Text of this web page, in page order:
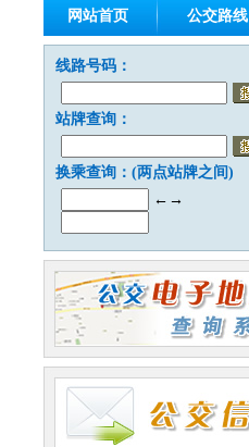
网站首页 公交路线
线路号码：
站牌查询：
换乘查询：(两点站牌之间)
←→